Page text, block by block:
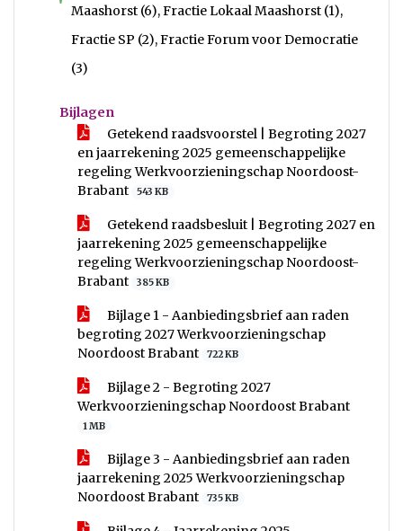
voor
Maashorst (6), Fractie Lokaal Maashorst (1),
Fractie SP (2), Fractie Forum voor Democratie
(3)
Bijlagen
Getekend raadsvoorstel | Begroting 2027
en jaarrekening 2025 gemeenschappelijke
regeling Werkvoorzieningschap Noordoost-
Brabant
543 KB
Getekend raadsbesluit | Begroting 2027 en
jaarrekening 2025 gemeenschappelijke
regeling Werkvoorzieningschap Noordoost-
Brabant
385 KB
Bijlage 1 - Aanbiedingsbrief aan raden
begroting 2027 Werkvoorzieningschap
Noordoost Brabant
722 KB
Bijlage 2 - Begroting 2027
Werkvoorzieningschap Noordoost Brabant
1 MB
Bijlage 3 - Aanbiedingsbrief aan raden
jaarrekening 2025 Werkvoorzieningschap
Noordoost Brabant
735 KB